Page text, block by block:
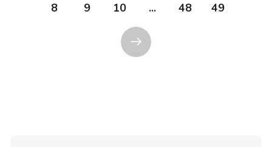
8 9 10 ... 48 49